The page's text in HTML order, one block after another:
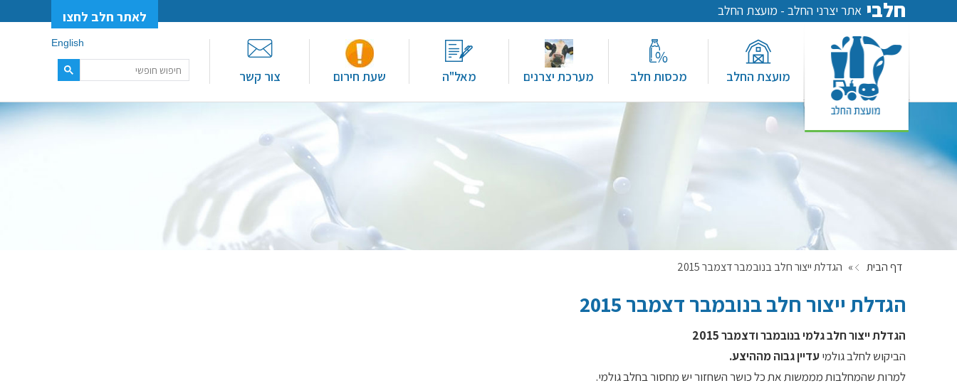
חלבי אתר יצרני החלב - מועצת החלב לאתר חלב לחצו
מועצת החלב מכסות חלב מערכת יצרנים מאל"ה שעת חירום צור קשר
English
דף הבית » הגדלת ייצור חלב בנובמבר דצמבר 2015
הגדלת ייצור חלב בנובמבר דצמבר 2015
הגדלת ייצור חלב גלמי בנובמבר ודצמבר 2015
הביקוש לחלב גולמיעדיין גבוה מההיצע.
למרות שהמחלבות מממשות את כל כושר השחזור יש מחסור בחלב גולמי.